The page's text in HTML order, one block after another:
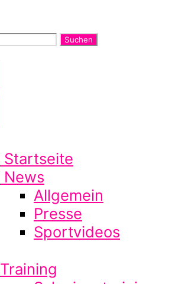
Startseite
News
Allgemein
Presse
Sportvideos
Training